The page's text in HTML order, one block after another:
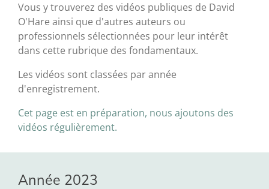
Vous y trouverez des vidéos publiques de David
O'Hare ainsi que d'autres auteurs ou
professionnels sélectionnées pour leur intérêt
dans cette rubrique des fondamentaux.
Les vidéos sont classées par année
d'enregistrement.
Cet page est en préparation, nous ajoutons des
vidéos régulièrement.
Année 2023